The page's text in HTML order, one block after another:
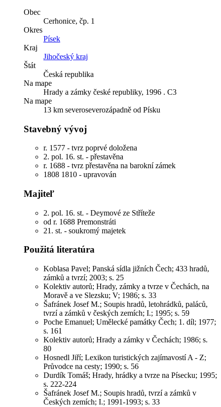
Obec
Cerhonice, čp. 1
Okres
Písek
Kraj
Jihočeský kraj
Štát
Česká republika
Na mape
Hrady a zámky české republiky, 1996 . C3
Na mape
13 km severoseverozápadně od Písku
Stavebný vývoj
r. 1577 - tvrz poprvé doložena
2. pol. 16. st. - přestavěna
r. 1688 - tvrz přestavěna na barokní zámek
1808 1810 - upravován
Majiteľ
2. pol. 16. st. - Deymové ze Stříteže
od r. 1688 Premonstráti
21. st. - soukromý majetek
Použitá literatúra
Koblasa Pavel; Panská sídla jižních Čech; 433 hradů,
zámků a tvrzí; 2003; s. 25
Kolektiv autorů; Hrady, zámky a tvrze v Čechách, na
Moravě a ve Slezsku; V; 1986; s. 33
Šafránek Josef M.; Soupis hradů, letohrádků, paláců,
tvrzí a zámků v českých zemích; I.; 1995; s. 59
Poche Emanuel; Umělecké památky Čech; 1. díl; 1977;
s. 161
Kolektiv autorů; Hrady a zámky v Čechách; 1986; s.
80
Hosnedl Jiří; Lexikon turistických zajímavostí A - Z;
Průvodce na cesty; 1990; s. 56
Durdík Tomáš; Hrady, hrádky a tvrze na Písecku; 1995;
s. 222-224
Šafránek Josef M.; Soupis hradů, tvrzí a zámků v
Českých zemích; I.; 1991-1993; s. 33